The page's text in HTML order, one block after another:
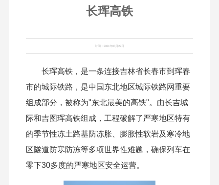
长珲高铁
时间：2021年03月22日
长珲高铁，是一条连接吉林省长春市到珲春
市的城际铁路，是中国东北地区城际铁路网重要
组成部分，被称为"东北最美的高铁"。由长吉城
际和吉图珲高铁组成，工程破解了严寒地区特有
的季节性冻土路基防冻胀、膨胀性软岩及寒冷地
区隧道防寒防冻等多项世界性难题，确保列车在
零下30多度的严寒地区安全运营。